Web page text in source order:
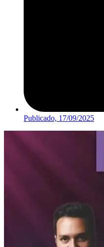
Publicado, 17/09/2025